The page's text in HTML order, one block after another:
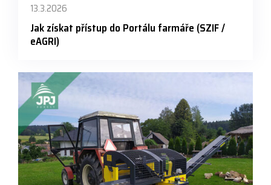
13.3.2026
Jak získat přístup do Portálu farmáře (SZIF /
eAGRI)